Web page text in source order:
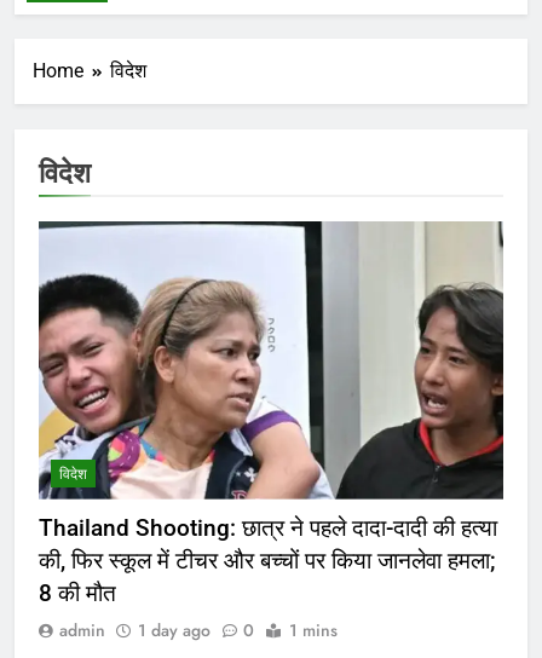
Home विदेश
विदेश
विदेश
Thailand Shooting: छात्र ने पहले दादा-दादी की हत्या
की, फिर स्कूल में टीचर और बच्चों पर किया जानलेवा हमला;
8 की मौत
admin 1 day ago 0 1 mins